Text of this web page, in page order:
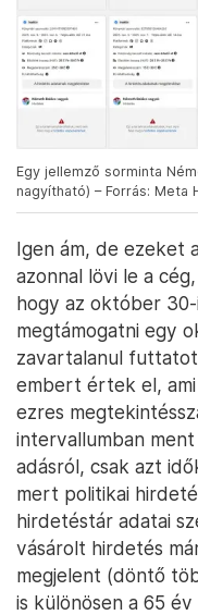
Egy jellemző sorminta
nagyítható) – Forrás: Meta
Igen ám, de ezeket
azonnal lövi le a
hogy az október
megtámogatni egy
zavartalanul
embert értek el,
ezres
intervallumban ment
adásról, csak azt
mert politikai
hirdetéstár adatai
vásárolt hirdetés
megjelent (döntő
is különösen a 65